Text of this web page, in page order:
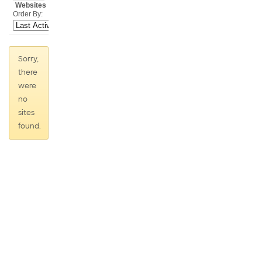
Websites
Order By:
Sorry,
there
were
no
sites
found.